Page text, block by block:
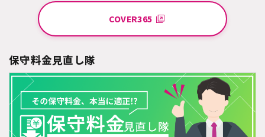
COVER365
保守料金見直し隊